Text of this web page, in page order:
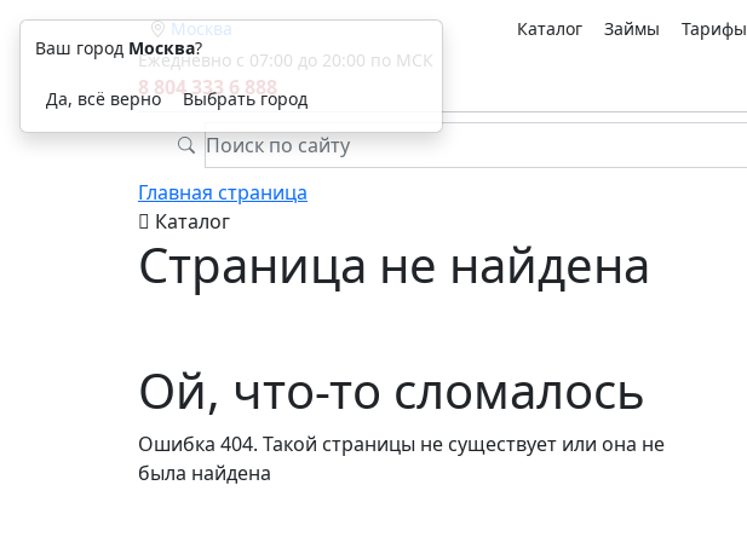
Москва Каталог Займы Тарифы
Ежедневно с 07:00 до 20:00 по МСК
8 804 333 6 888
Главная страница
Каталог
Страница не найдена
Ой, что-то сломалось
Ошибка 404. Такой страницы не существует или она не
была найдена
Ваш город Москва?
Да, всё верно Выбрать город